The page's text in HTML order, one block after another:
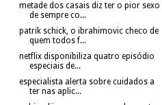
metade dos casais diz ter o pior sexo
de sempre co...
patrik schick, o ibrahimovic checo de
quem todos f...
netflix disponibiliza quatro episódio
especiais de...
especialista alerta sobre cuidados a
ter nas aplic...